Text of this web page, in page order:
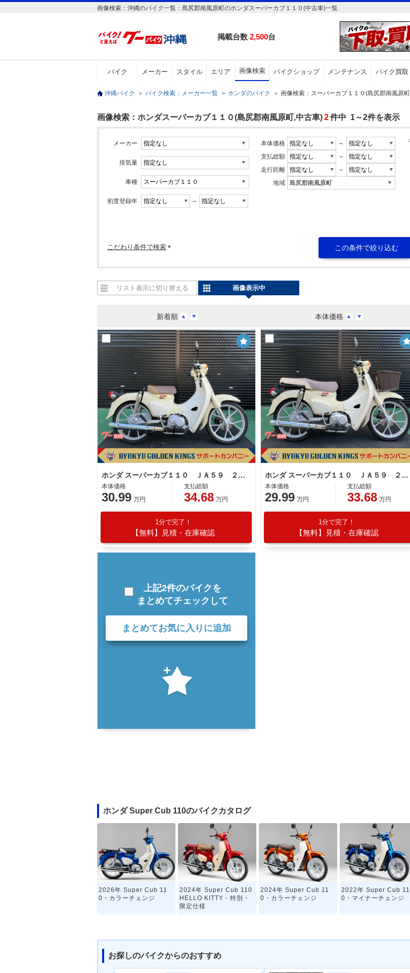
画像検索：沖縄のバイク一覧：島尻郡南風原町のホンダスーパーカブ１１０(中古車)一覧
掲載台数 2,500台
バイク メーカー スタイル エリア 画像検索 バイクショップ メンテナンス バイク買取
沖縄バイク ＞ バイク検索：メーカー一覧 ＞ ホンダのバイク ＞ 画像検索：スーパーカブ１１０(島尻郡南風原
画像検索：ホンダスーパーカブ１１０(島尻郡南風原町,中古車)2件中 1～2件を表示
メーカー
排気量
車種
初度登録年 ～
本体価格
～
支払総額
～
走行距離
～
地域
こだわり条件で検索
新着順 本体価格
リスト表示に切り替える 画像表示中
ホンダ スーパーカブ１１０ ＪＡ５９ ２０２５年モデル ワンオーナ車両 バージンベージュ
本体価格
30.99 万円
支払総額
34.68 万円
1分で完了！
【無料】見積・在庫確認
ホンダ スーパーカブ１１０ ＪＡ５９ ２０２２年モデル フロントバスケット タンデムシート バージンベージュ
本体価格
29.99 万円
支払総額
33.68 万円
1分で完了！
【無料】見積・在庫確認
上記2件のバイクを
まとめてチェックして
まとめてお気に入りに追加
ホンダ Super Cub 110のバイクカタログ
2026年 Super Cub 11
0・カラーチェンジ
2024年 Super Cub 110
HELLO KITTY・特別・
限定仕様
2024年 Super Cub 11
0・カラーチェンジ
2022年 Super Cub 11
0・マイナーチェンジ
お探しのバイクからのおすすめ